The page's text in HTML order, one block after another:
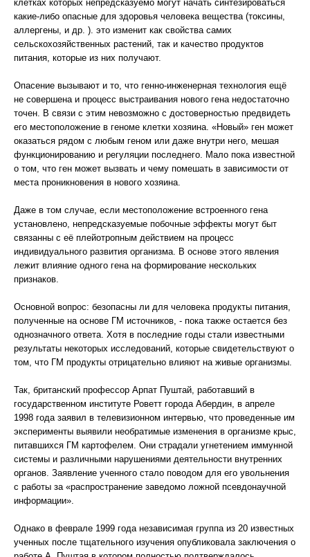
клетках которых непредсказуемо могут начать синтезироваться
какие-либо опасные для здоровья человека вещества (токсины,
аллергены, и др. ). это изменит как свойства самих
сельскохозяйственных растений, так и качество продуктов
питания, которые из них получают.
Опасение вызывают и то, что генно-инженерная технология ещё
не совершена и процесс выстраивания нового гена недостаточно
точен. В связи с этим невозможно с достоверностью предвидеть
его местоположение в геноме клетки хозяина. «Новый» ген может
оказаться рядом с любым геном или даже внутри него, мешая
функционированию и регуляции последнего. Мало пока известной
о том, что ген может вызвать и чему помешать в зависимости от
места проникновения в нового хозяина.
Даже в том случае, если местоположение встроенного гена
установлено, непредсказуемые побочные эффекты могут быт
связанны с её плейотропным действием на процесс
индивидуального развития организма. В основе этого явления
лежит влияние одного гена на формирование нескольких
признаков.
Основной вопрос: безопасны ли для человека продукты питания,
полученные на основе ГМ источников, - пока также остается без
однозначного ответа. Хотя в последние годы стали известными
результаты некоторых исследований, которые свидетельствуют о
том, что ГМ продукты отрицательно влияют на живые организмы.
Так, британский профессор Арпат Пуштай, работавший в
государственном институте Роветт города Абердин, в апреле
1998 года заявил в телевизионном интервью, что проведенные им
эксперименты выявили необратимые изменения в организме крыс,
питавшихся ГМ картофелем. Они страдали угнетением иммунной
системы и различными нарушениями деятельности внутренних
органов. Заявление ученного стало поводом для его увольнения
с работы за «распространение заведомо ложной псевдонаучной
информации».
Однако в феврале 1999 года независимая группа из 20 известных
ученных после тщательного изучения опубликовала заключения о